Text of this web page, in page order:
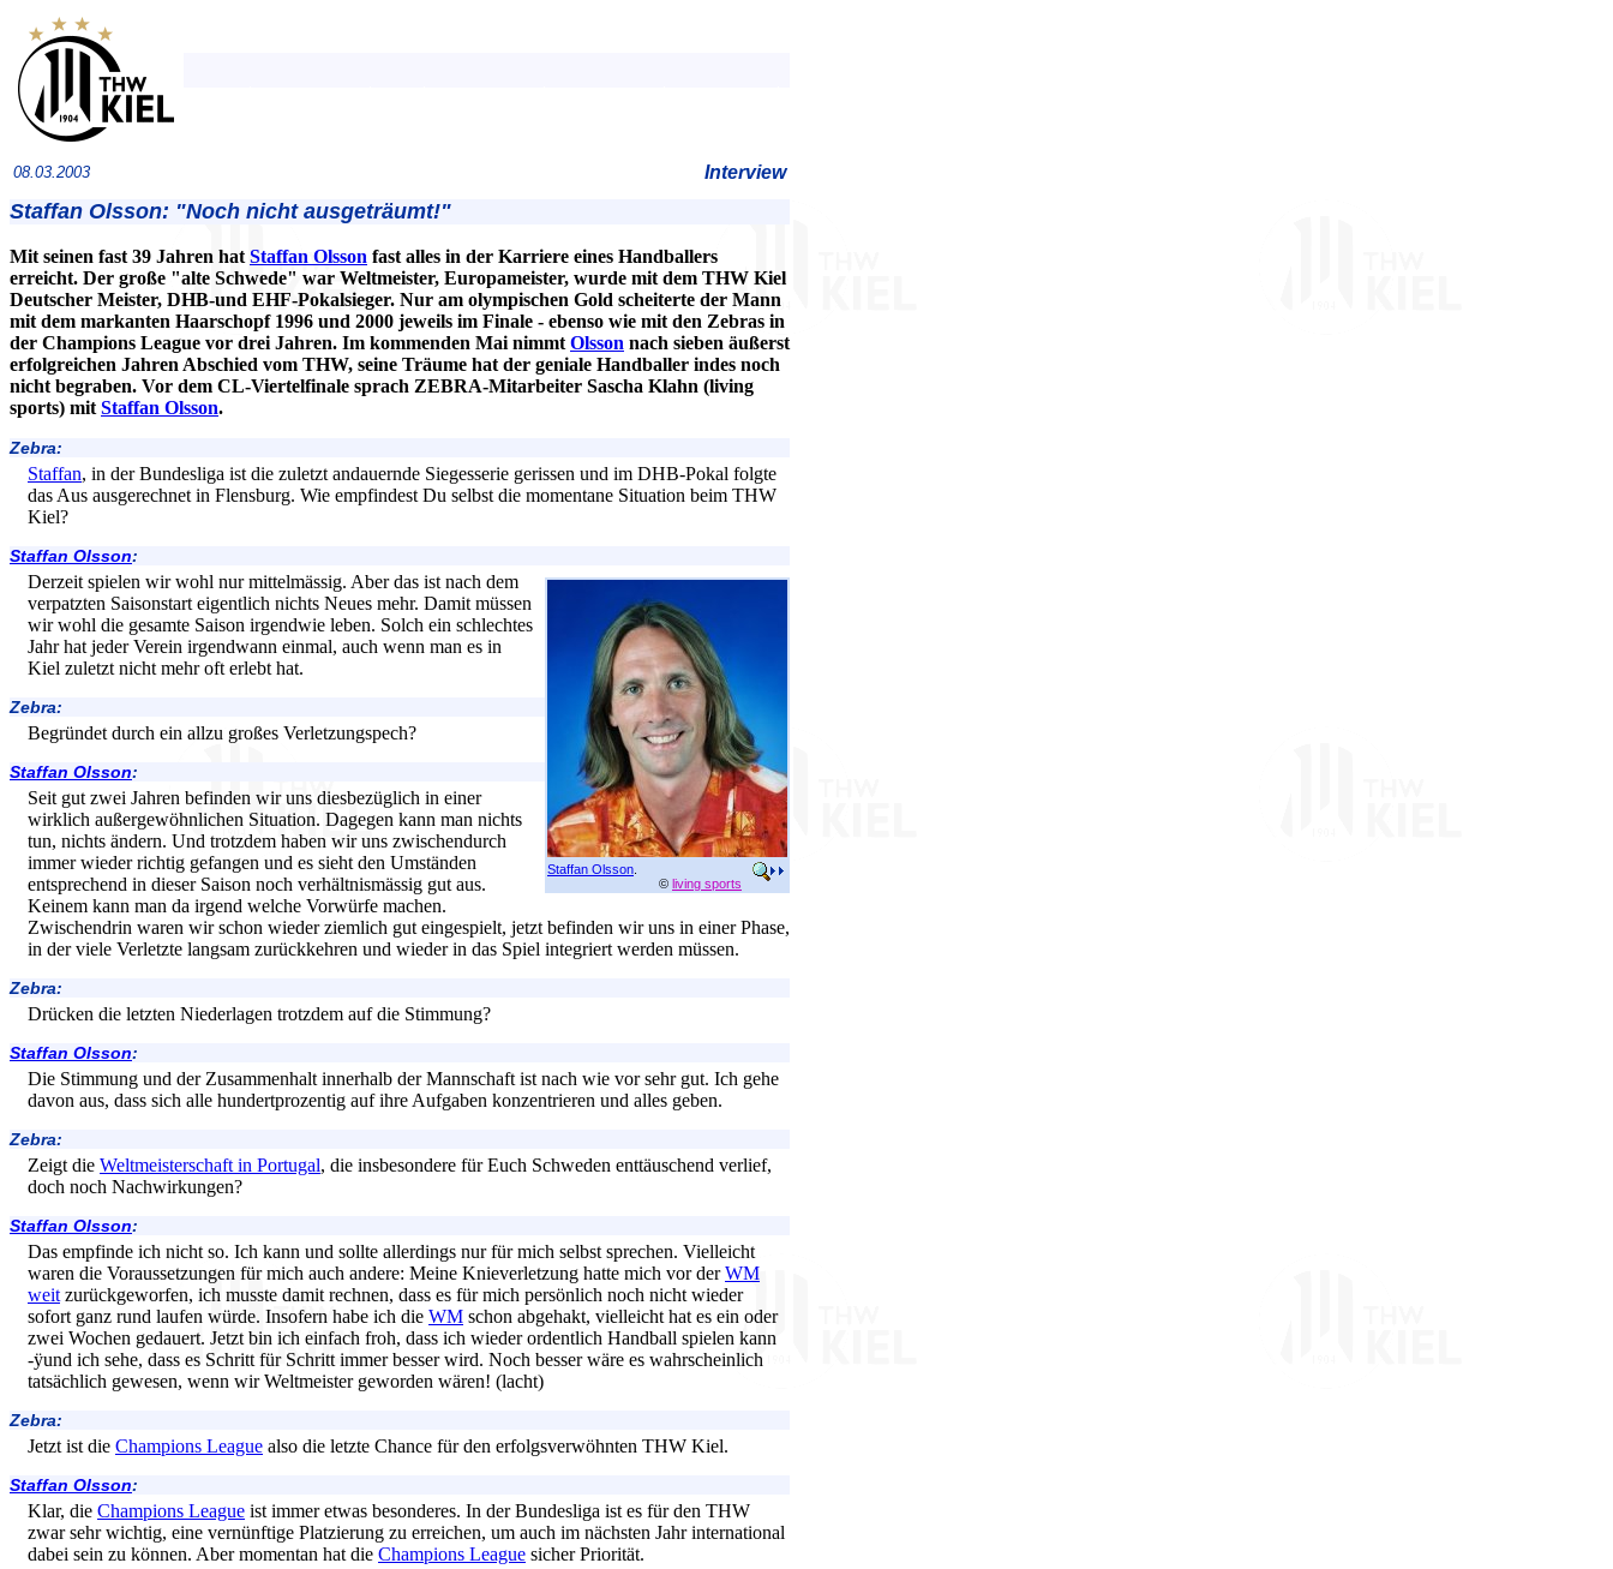
08.03.2003 Interview
Staffan Olsson: "Noch nicht ausgeträumt!"
Mit seinen fast 39 Jahren hat Staffan Olsson fast alles in der Karriere eines Handballers
erreicht. Der große "alte Schwede" war Weltmeister, Europameister, wurde mit dem THW Kiel
Deutscher Meister, DHB-und EHF-Pokalsieger. Nur am olympischen Gold scheiterte der Mann
mit dem markanten Haarschopf 1996 und 2000 jeweils im Finale - ebenso wie mit den Zebras in
der Champions League vor drei Jahren. Im kommenden Mai nimmt Olsson nach sieben äußerst
erfolgreichen Jahren Abschied vom THW, seine Träume hat der geniale Handballer indes noch
nicht begraben. Vor dem CL-Viertelfinale sprach ZEBRA-Mitarbeiter Sascha Klahn (living
sports) mit Staffan Olsson.
Zebra:
Staffan, in der Bundesliga ist die zuletzt andauernde Siegesserie gerissen und im DHB-Pokal folgte
das Aus ausgerechnet in Flensburg. Wie empfindest Du selbst die momentane Situation beim THW
Kiel?
Staffan Olsson:
Staffan Olsson
© living sports
Derzeit spielen wir wohl nur mittelmässig. Aber das ist nach dem
verpatzten Saisonstart eigentlich nichts Neues mehr. Damit müssen
wir wohl die gesamte Saison irgendwie leben. Solch ein schlechtes
Jahr hat jeder Verein irgendwann einmal, auch wenn man es in
Kiel zuletzt nicht mehr oft erlebt hat.
Zebra:
Begründet durch ein allzu großes Verletzungspech?
Staffan Olsson:
Seit gut zwei Jahren befinden wir uns diesbezüglich in einer
wirklich außergewöhnlichen Situation. Dagegen kann man nichts
tun, nichts ändern. Und trotzdem haben wir uns zwischendurch
immer wieder richtig gefangen und es sieht den Umständen
entsprechend in dieser Saison noch verhältnismässig gut aus.
Keinem kann man da irgend welche Vorwürfe machen.
Zwischendrin waren wir schon wieder ziemlich gut eingespielt, jetzt befinden wir uns in einer Phase,
in der viele Verletzte langsam zurückkehren und wieder in das Spiel integriert werden müssen.
Zebra:
Drücken die letzten Niederlagen trotzdem auf die Stimmung?
Staffan Olsson:
Die Stimmung und der Zusammenhalt innerhalb der Mannschaft ist nach wie vor sehr gut. Ich gehe
davon aus, dass sich alle hundertprozentig auf ihre Aufgaben konzentrieren und alles geben.
Zebra:
Zeigt die Weltmeisterschaft in Portugal, die insbesondere für Euch Schweden enttäuschend verlief,
doch noch Nachwirkungen?
Staffan Olsson:
Das empfinde ich nicht so. Ich kann und sollte allerdings nur für mich selbst sprechen. Vielleicht
waren die Voraussetzungen für mich auch andere: Meine Knieverletzung hatte mich vor derWM
weit zurückgeworfen, ich musste damit rechnen, dass es für mich persönlich noch nicht wieder
sofort ganz rund laufen würde. Insofern habe ich die WM schon abgehakt, vielleicht hat es ein oder
zwei Wochen gedauert. Jetzt bin ich einfach froh, dass ich wieder ordentlich Handball spielen kann
-ÿund ich sehe, dass es Schritt für Schritt immer besser wird. Noch besser wäre es wahrscheinlich
tatsächlich gewesen, wenn wir Weltmeister geworden wären! (lacht)
Zebra:
Jetzt ist die Champions League also die letzte Chance für den erfolgsverwöhnten THW Kiel.
Staffan Olsson:
Klar, die Champions League ist immer etwas besonderes. In der Bundesliga ist es für den THW
zwar sehr wichtig, eine vernünftige Platzierung zu erreichen, um auch im nächsten Jahr international
dabei sein zu können. Aber momentan hat die Champions League sicher Priorität.